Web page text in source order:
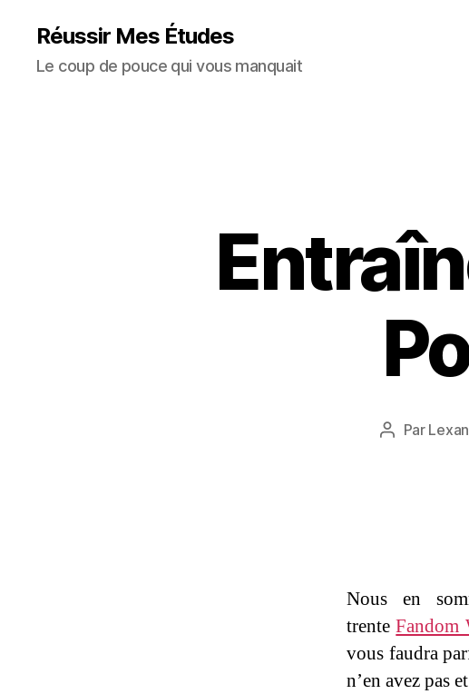
Réussir Mes Études
Le coup de pouce qui vous manquait
Auteur
Par
Nous en
trenteFandom
vous faudra
n’en avez pas